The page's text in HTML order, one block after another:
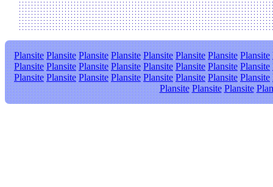
Plansite Plansite Plansite Plansite Plansite Plansite Plansite Plansite
Plansite Plansite Plansite Plansite Plansite Plansite Plansite Plansite
Plansite Plansite Plansite Plansite Plansite Plansite Plansite Plansite
Plansite Plansite Plansite